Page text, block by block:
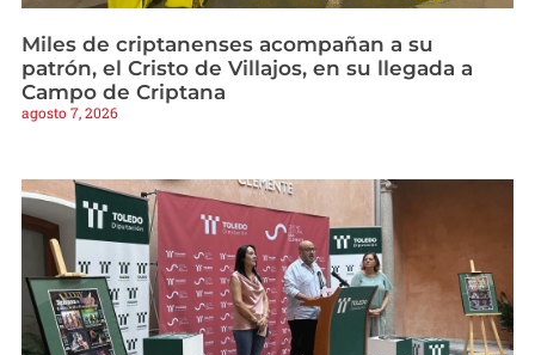
Miles de criptanenses acompañan a su
patrón, el Cristo de Villajos, en su llegada a
Campo de Criptana
agosto 7, 2026